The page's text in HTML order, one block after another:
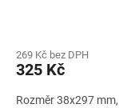
269 Kč bez DPH
325 Kč
Rozměr 38x297